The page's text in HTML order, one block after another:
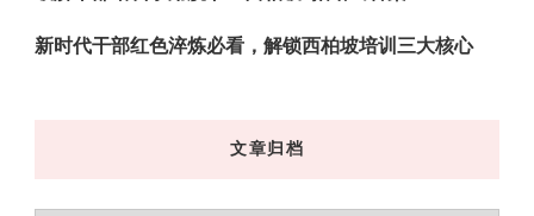
新时代干部红色淬炼必看，解锁西柏坡培训三大核心
文章归档